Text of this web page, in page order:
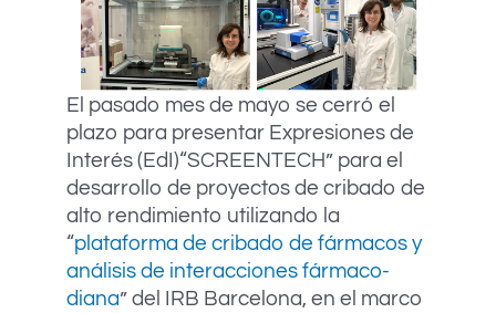
El pasado mes de mayo se cerró el
plazo para presentar Expresiones de
Interés (EdI)“SCREENTECH” para el
desarrollo de proyectos de cribado de
alto rendimiento utilizando la
“plataforma de cribado de fármacos y
análisis de interacciones fármaco-
diana” del IRB Barcelona, en el marco